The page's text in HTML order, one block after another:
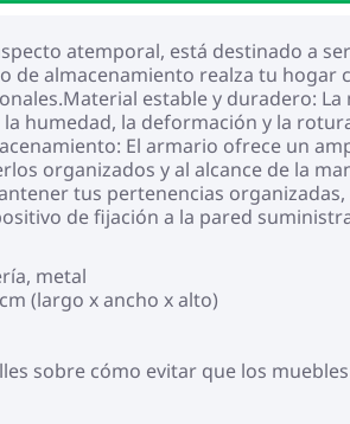
atemporal, está destinado a
de almacenamiento realza tu
estable y duradero:
humedad, la deformación y la
El armario ofrece un
organizados y al alcance de la
tus pertenencias
de fijación a la pared
metal
(largo x ancho x alto)
sobre cómo evitar que los